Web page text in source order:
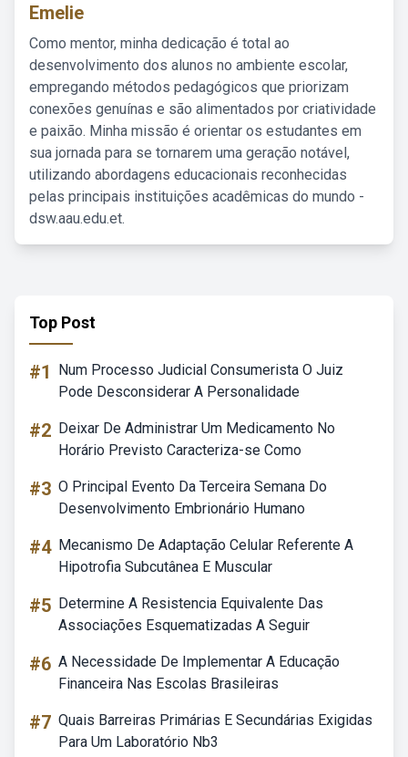
Emelie
Como mentor, minha dedicação é total ao
desenvolvimento dos alunos no ambiente escolar,
empregando métodos pedagógicos que priorizam
conexões genuínas e são alimentados por criatividade
e paixão. Minha missão é orientar os estudantes em
sua jornada para se tornarem uma geração notável,
utilizando abordagens educacionais reconhecidas
pelas principais instituições acadêmicas do mundo -
dsw.aau.edu.et.
Top Post
#1
Num Processo Judicial Consumerista O Juiz
Pode Desconsiderar A Personalidade
#2 Deixar De Administrar Um Medicamento No
Horário Previsto Caracteriza-se Como
#3 O Principal Evento Da Terceira Semana Do
Desenvolvimento Embrionário Humano
#4 Mecanismo De Adaptação Celular Referente A
Hipotrofia Subcutânea E Muscular
#5 Determine A Resistencia Equivalente Das
Associações Esquematizadas A Seguir
#6 A Necessidade De Implementar A Educação
Financeira Nas Escolas Brasileiras
#7 Quais Barreiras Primárias E Secundárias Exigidas
Para Um Laboratório Nb3